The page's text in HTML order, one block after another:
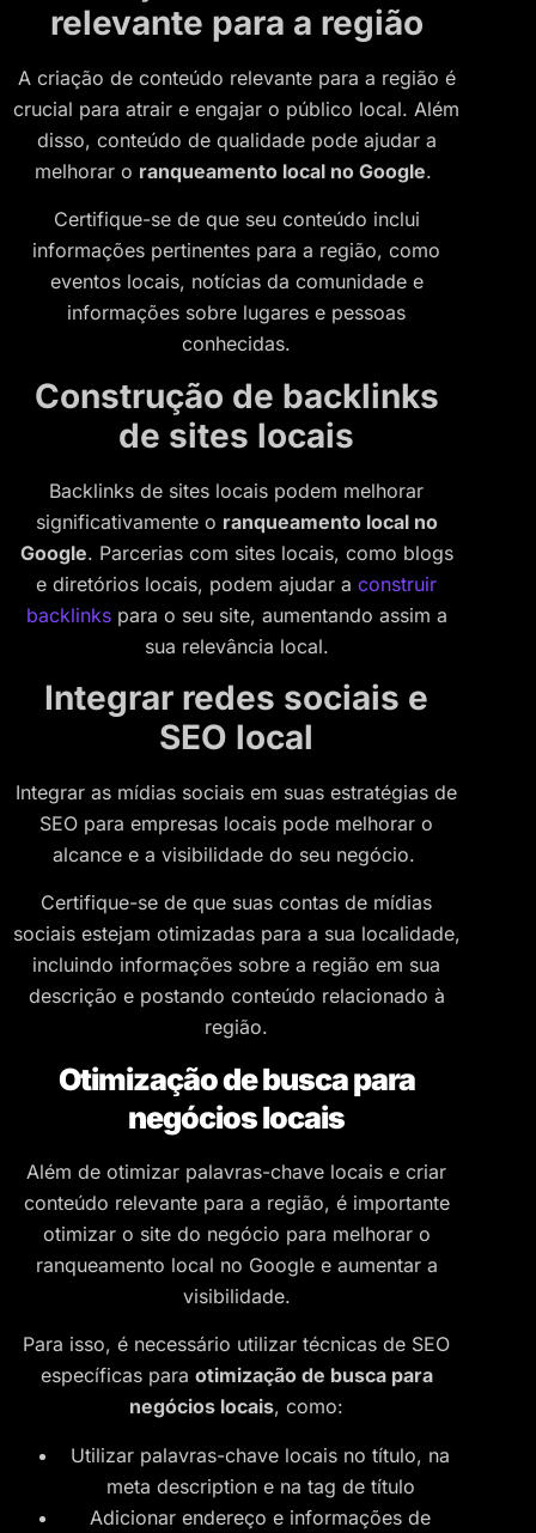
relevante para a região
A criação de conteúdo relevante para a região é
crucial para atrair e engajar o público local. Além
disso, conteúdo de qualidade pode ajudar a
melhorar o ranqueamento local no Google.
Certifique-se de que seu conteúdo inclui
informações pertinentes para a região, como
eventos locais, notícias da comunidade e
informações sobre lugares e pessoas
conhecidas.
Construção de backlinks
de sites locais
Backlinks de sites locais podem melhorar
significativamente o ranqueamento local no
Google. Parcerias com sites locais, como blogs
e diretórios locais, podem ajudar a construir
backlinks para o seu site, aumentando assim a
sua relevância local.
Integrar redes sociais e
SEO local
Integrar as mídias sociais em suas estratégias de
SEO para empresas locais pode melhorar o
alcance e a visibilidade do seu negócio.
Certifique-se de que suas contas de mídias
sociais estejam otimizadas para a sua localidade,
incluindo informações sobre a região em sua
descrição e postando conteúdo relacionado à
região.
Otimização de busca para
negócios locais
Além de otimizar palavras-chave locais e criar
conteúdo relevante para a região, é importante
otimizar o site do negócio para melhorar o
ranqueamento local no Google e aumentar a
visibilidade.
Para isso, é necessário utilizar técnicas de SEO
específicas para otimização de busca para
negócios locais, como:
Utilizar palavras-chave locais no título, na
meta description e na tag de título
Adicionar endereço e informações de